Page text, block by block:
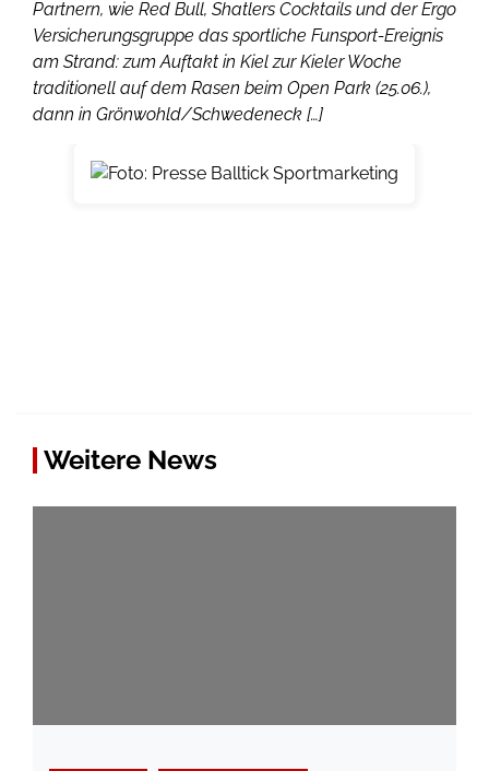
Partnern, wie Red Bull, Shatlers Cocktails und der Ergo
Versicherungsgruppe das sportliche Funsport-Ereignis
am Strand: zum Auftakt in Kiel zur Kieler Woche
traditionell auf dem Rasen beim Open Park (25.06.),
dann in Grönwohld/Schwedeneck […]
Weitere News